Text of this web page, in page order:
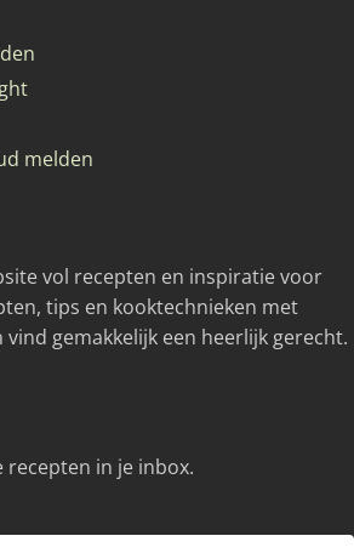
melden
vol recepten en inspiratie voor
tips en kooktechnieken met
gemakkelijk een heerlijk gerecht.
recepten in je inbox.